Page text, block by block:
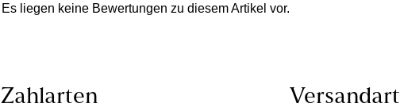
Es liegen keine Bewertungen zu diesem Artikel vor.
Zahlarten Versandart